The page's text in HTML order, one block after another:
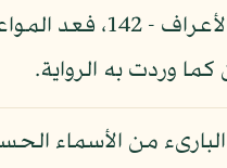
فتم ميقات ربه
وردت به الرواية.
البارىء من الأسماء